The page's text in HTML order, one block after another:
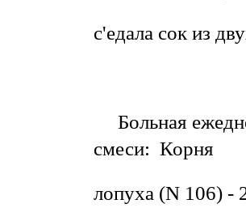
с'едала сок из
Больная
смеси: Корня
лопуха (N 106) -